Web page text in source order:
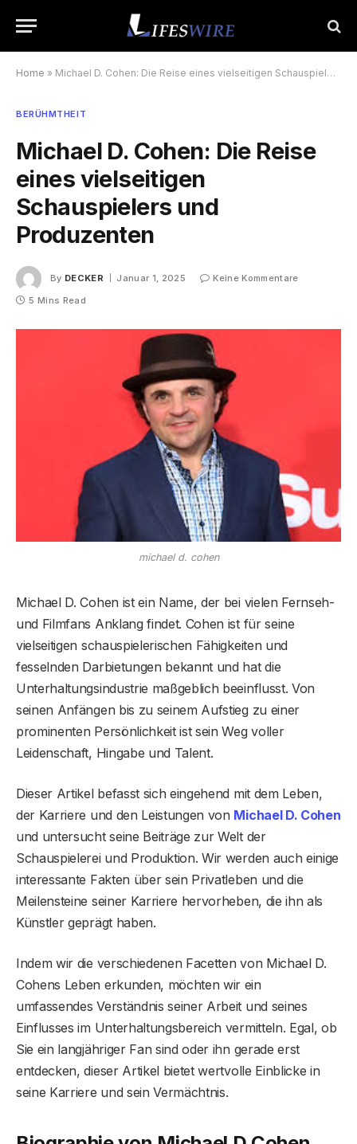
Home » Michael D. Cohen: Die Reise eines vielseitigen Schauspielers und Produzenten
BERÜHMTHEIT
Michael D. Cohen: Die Reise
eines vielseitigen
Schauspielers und
Produzenten
By DECKER Januar 1, 2025
Keine Kommentare
5 Mins Read
michael d. cohen
Michael D. Cohen ist ein Name, der bei vielen Fernseh-
und Filmfans Anklang findet. Cohen ist für seine
vielseitigen schauspielerischen Fähigkeiten und
fesselnden Darbietungen bekannt und hat die
Unterhaltungsindustrie maßgeblich beeinflusst. Von
seinen Anfängen bis zu seinem Aufstieg zu einer
prominenten Persönlichkeit ist sein Weg voller
Leidenschaft, Hingabe und Talent.
Dieser Artikel befasst sich eingehend mit dem Leben,
der Karriere und den Leistungen von Michael D. Cohen
und untersucht seine Beiträge zur Welt der
Schauspielerei und Produktion. Wir werden auch einige
interessante Fakten über sein Privatleben und die
Meilensteine ​​seiner Karriere hervorheben, die ihn als
Künstler geprägt haben.
Indem wir die verschiedenen Facetten von Michael D.
Cohens Leben erkunden, möchten wir ein
umfassendes Verständnis seiner Arbeit und seines
Einflusses im Unterhaltungsbereich vermitteln. Egal, ob
Sie ein langjähriger Fan sind oder ihn gerade erst
entdecken, dieser Artikel bietet wertvolle Einblicke in
seine Karriere und sein Vermächtnis.